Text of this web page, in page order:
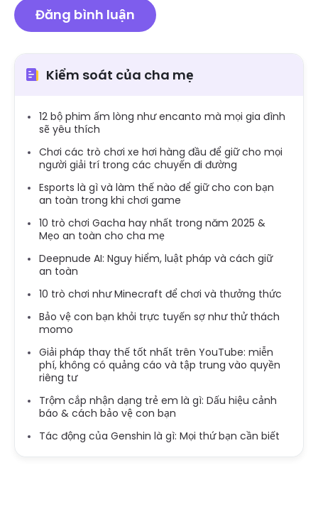
Kiểm soát của cha mẹ
12 bộ phim ấm lòng như encanto mà mọi gia đình
sẽ yêu thích
Chơi các trò chơi xe hơi hàng đầu để giữ cho mọi
người giải trí trong các chuyến đi đường
Esports là gì và làm thế nào để giữ cho con bạn
an toàn trong khi chơi game
10 trò chơi Gacha hay nhất trong năm 2025 &
Mẹo an toàn cho cha mẹ
Deepnude AI: Nguy hiểm, luật pháp và cách giữ
an toàn
10 trò chơi như Minecraft để chơi và thưởng thức
Bảo vệ con bạn khỏi trực tuyến sợ như thử thách
momo
Giải pháp thay thế tốt nhất trên YouTube: miễn
phí, không có quảng cáo và tập trung vào quyền
riêng tư
Trộm cắp nhận dạng trẻ em là gì: Dấu hiệu cảnh
báo & cách bảo vệ con bạn
Tác động của Genshin là gì: Mọi thứ bạn cần biết